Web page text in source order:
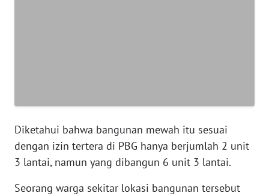
Diketahui bahwa bangunan mewah itu sesuai
dengan izin tertera di PBG hanya berjumlah 2 unit
3 lantai, namun yang dibangun 6 unit 3 lantai.
Seorang warga sekitar lokasi bangunan tersebut
WN
BARAT
WN